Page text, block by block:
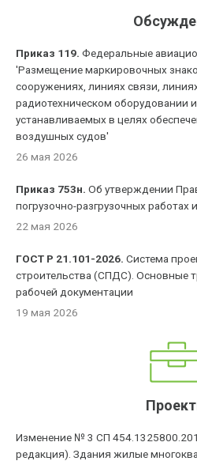
Приказ 119. Федеральные
'Размещение маркировочных
сооружениях, линиях связи,
радиотехническом оборудовании и
устанавливаемых в целях
воздушных судов'
26 мая 2026
Приказ 753н. Об утверждении
погрузочно-разгрузочных работах
22 мая 2026
ГОСТ Р 21.101-2026. Система
строительства (СПДС). Основные
рабочей документации
19 мая 2026
Изменение № 3 СП
редакция). Здания жилые